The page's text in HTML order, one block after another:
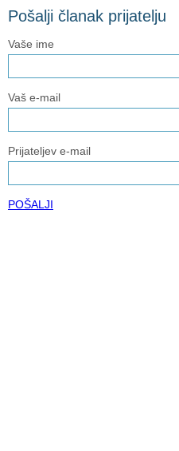
Pošalji članak prijatelju
Vaše ime
Vaš e-mail
Prijateljev e-mail
POŠALJI